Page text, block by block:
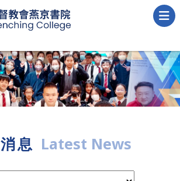
消息 Latest News